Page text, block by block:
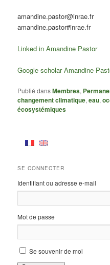
amandine.pastor@inrae.fr
amandine.pastor#inrae.fr
Linked in Amandine Pastor
Google scholar Amandine
Publié dansMembres,
changement climatique,eau,
écosystémiques
SE CONNECTER
Identifiant ou adresse e-mail
Mot de passe
Se souvenir de moi